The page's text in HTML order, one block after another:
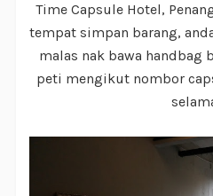
Time Capsule Hotel,
tempat simpan barang,
malas nak bawa handbag
peti mengikut nombor